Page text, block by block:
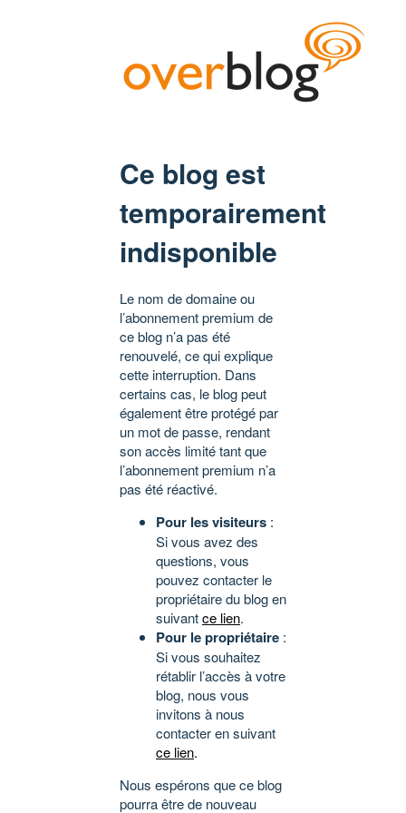
Ce blog est
temporairement
indisponible
Le nom de domaine ou
l’abonnement premium de
ce blog n’a pas été
renouvelé, ce qui explique
cette interruption. Dans
certains cas, le blog peut
également être protégé par
un mot de passe, rendant
son accès limité tant que
l’abonnement premium n’a
pas été réactivé.
Pour les visiteurs :
Si vous avez des
questions, vous
pouvez contacter le
propriétaire du blog en
suivantce lien.
Pour le propriétaire :
Si vous souhaitez
rétablir l’accès à votre
blog, nous vous
invitons à nous
contacter en suivant
ce lien.
Nous espérons que ce blog
pourra être de nouveau